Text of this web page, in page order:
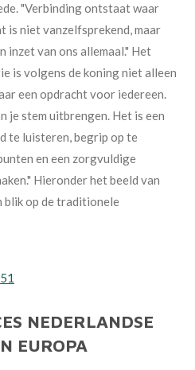
"Verbinding ontstaat waar
is niet vanzelfsprekend, maar
inzet van ons allemaal." Het
is volgens de koning niet alleen
een opdracht voor iedereen.
je stem uitbrengen. Het is een
te luisteren, begrip op te
en een zorgvuldige
Hieronder het beeld van
blik op de traditionele
NEDERLANDSE
EUROPA